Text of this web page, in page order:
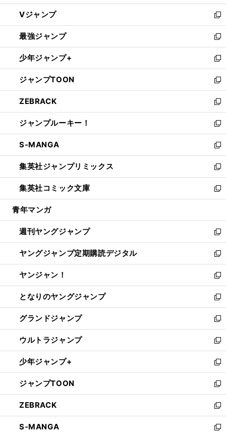
ウ
ィ
ン
ド
ウ
で
開
く
し
い
ウ
ィ
ン
ド
ウ
で
開
く
Vジャンプ
新
し
い
ウ
ィ
ン
ド
ウ
で
開
く
最強ジャンプ
新
し
い
ウ
ィ
ン
ド
ウ
で
開
く
少年ジャンプ+
新
し
い
ウ
ィ
ン
ド
ウ
で
開
く
ジャンプTOON
新
し
い
ウ
ィ
ン
ド
ウ
で
開
く
ZEBRACK
新
し
い
ウ
ィ
ン
ド
ウ
で
開
ジャンプルーキー！
新
し
い
ウ
ィ
ン
ド
ウ
開
く
S-MANGA
新
し
い
ウ
ィ
ン
ウ
で
開
く
集英社ジャンプリミックス
新
し
い
ウ
ン
ド
ウ
で
開
く
集英社コミック文庫
新
し
ウ
ィ
ン
ド
ウ
で
開
く
青年マンガ
週刊ヤングジャンプ
新
し
い
ウ
ィ
ン
ド
ウ
で
開
く
ヤングジャンプ定期購読デジタル
新
し
い
ウ
ィ
ン
ド
ウ
で
開
く
ヤンジャン！
新
し
い
ウ
ィ
ン
ド
ウ
で
開
く
となりのヤングジャンプ
新
し
い
ウ
ィ
ン
ド
ウ
で
開
く
グランドジャンプ
新
し
い
ウ
ィ
ン
ド
ウ
で
開
く
ウルトラジャンプ
新
し
い
ウ
ィ
ン
ド
ウ
で
少年ジャンプ+
新
し
い
ウ
ィ
ン
ド
ジャンプTOON
新
し
い
ウ
ィ
ZEBRACK
新
し
い
S-MANGA
新